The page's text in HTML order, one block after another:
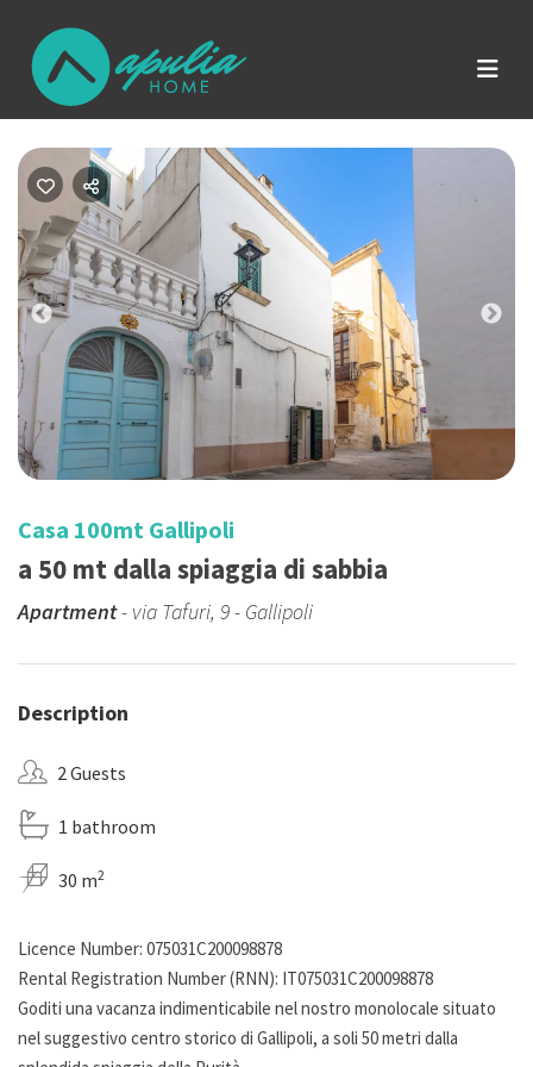
Previous
Casa 100mt Gallipoli
a 50 mt dalla spiaggia di sabbia
Apartment- via Tafuri, 9 - Gallipoli
Description
2 Guests
1 bathroom
30 m2
Licence Number: 075031C200098878
Rental Registration Number (RNN): IT075031C200098878
Goditi una vacanza indimenticabile nel nostro monolocale situato
nel suggestivo centro storico di Gallipoli, a soli 50 metri dalla